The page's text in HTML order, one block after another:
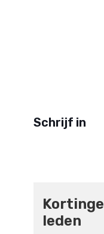
Schrijf in
leden